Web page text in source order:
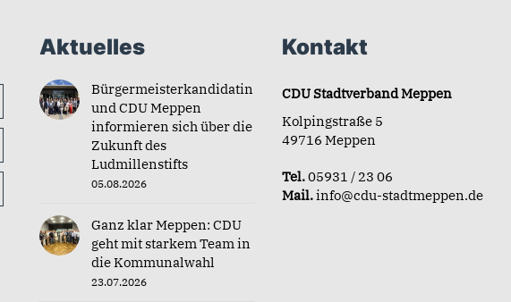
Aktuelles
Bürgermeisterkandidatin
und CDU Meppen
informieren sich über die
Zukunft des
Ludmillenstifts
05.08.2026
Ganz klar Meppen: CDU
geht mit starkem Team in
die Kommunalwahl
23.07.2026
Kontakt
CDU Stadtverband Meppen
Kolpingstraße 5
49716 Meppen
Tel.05931 / 23 06
Mail.info@cdu-stadtmeppen.de